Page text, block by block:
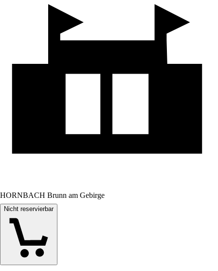
HORNBACH Brunn am Gebirge
Nicht reservierbar